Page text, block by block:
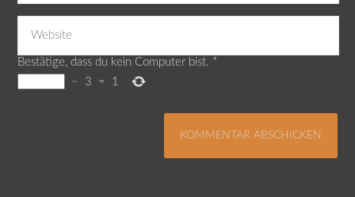
Bestätige, dass du kein Computer bist. *
−
3 = 1